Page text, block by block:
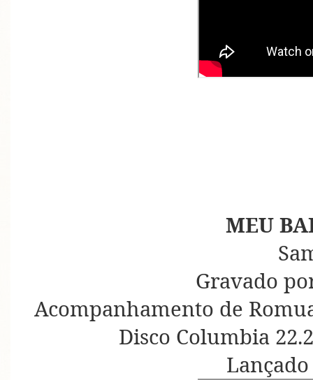
MEU
Gravado
Acompanhamento de
Disco Columbia